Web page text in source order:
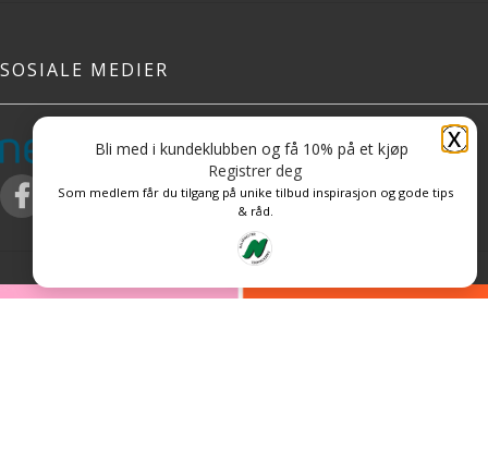
SOSIALE MEDIER
X
Bli med i kundeklubben og få 10% på et kjøp
Registrer deg
Som medlem får du tilgang på unike tilbud inspirasjon og gode tips
& råd.